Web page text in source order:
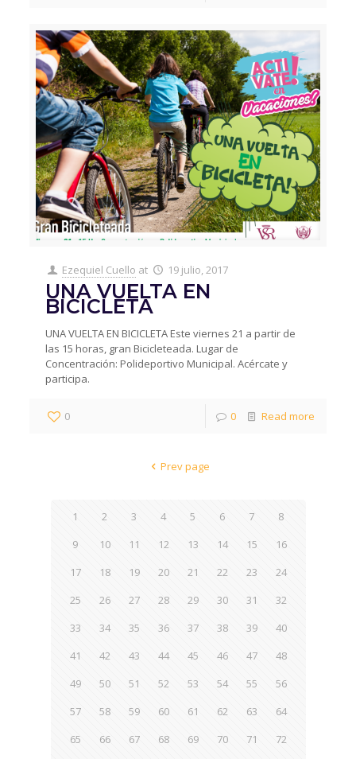
Ezequiel Cuello at 19 julio, 2017
UNA VUELTA EN
BICICLETA
UNA VUELTA EN BICICLETA Este viernes 21 a partir de
las 15 horas, gran Bicicleteada. Lugar de
Concentración: Polideportivo Municipal. Acércate y
participa.
0 0 Read more
Prev page
1 2 3 4 5 6 7
8
9
10 11 12 13 14 15
16
17
18 19 20 21 22 23
24
25
26 27 28 29 30 31
32
33
34 35 36 37 38 39
40
41
42 43 44 45 46 47
48
49
50 51 52 53 54 55
56
57
58 59 60 61 62 63
64
65
66 67 68 69 70 71
72